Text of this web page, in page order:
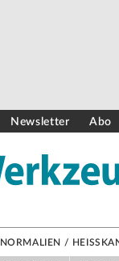
Newsletter Abo
NORMALIEN /